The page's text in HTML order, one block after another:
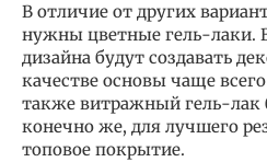
В отличие от других
нужны цветные гель-лаки.
дизайна будут создавать
качестве основы чаще всего
также витражный гель-лак
конечно же, для лучшего
топовое покрытие.